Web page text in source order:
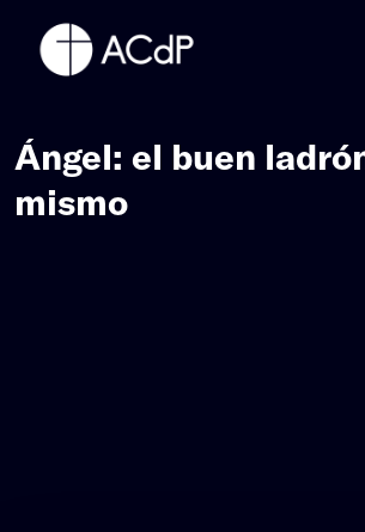
Ángel: el buen
mismo